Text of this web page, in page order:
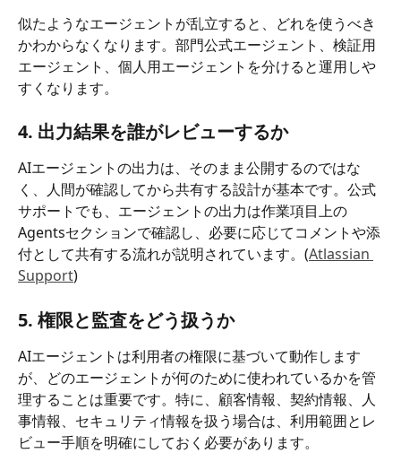
似たようなエージェントが乱立すると、どれを使うべき
かわからなくなります。部門公式エージェント、検証用
エージェント、個人用エージェントを分けると運用しや
すくなります。
4. 出力結果を誰がレビューするか
AIエージェントの出力は、そのまま公開するのではな
く、人間が確認してから共有する設計が基本です。公式
サポートでも、エージェントの出力は作業項目上の
Agentsセクションで確認し、必要に応じてコメントや添
付として共有する流れが説明されています。(Atlassian
Support)
5. 権限と監査をどう扱うか
AIエージェントは利用者の権限に基づいて動作します
が、どのエージェントが何のために使われているかを管
理することは重要です。特に、顧客情報、契約情報、人
事情報、セキュリティ情報を扱う場合は、利用範囲とレ
ビュー手順を明確にしておく必要があります。